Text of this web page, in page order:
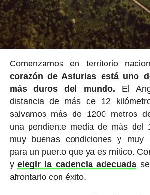
Comenzamos en territorio
corazón de Asturias está uno
más duros del mundo. El
distancia de más de 12
salvamos más de 1200 metros
una pendiente media de más del
muy buenas condiciones y muy
para un puerto que ya es mítico.
yelegir la cadencia adecuada
afrontarlo con éxito.